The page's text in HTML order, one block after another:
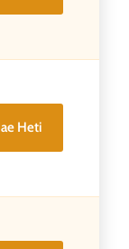
Heti